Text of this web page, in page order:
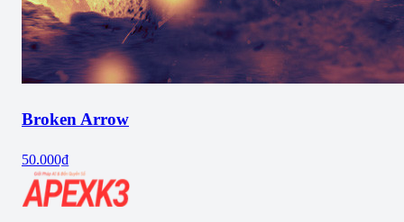
Broken Arrow
50.000₫